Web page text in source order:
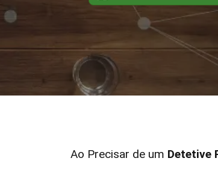
Ao Precisar de um Detetive